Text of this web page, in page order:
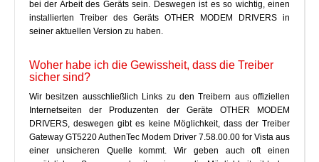
bei der Arbeit des Geräts sein. Deswegen ist es so wichtig, einen
installierten Treiber des Geräts OTHER MODEM DRIVERS in
seiner aktuellen Version zu haben.
Woher habe ich die Gewissheit, dass die Treiber
sicher sind?
Wir besitzen ausschließlich Links zu den Treibern aus offiziellen
Internetseiten der Produzenten der Geräte OTHER MODEM
DRIVERS, deswegen gibt es keine Möglichkeit, dass der Treiber
Gateway GT5220 AuthenTec Modem Driver 7.58.00.00 for Vista aus
einer unsicheren Quelle kommt. Wir geben auch oft einen